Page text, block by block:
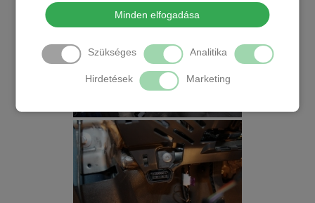
Minden elfogadása
Szükséges Analitika
Hirdetések Marketing